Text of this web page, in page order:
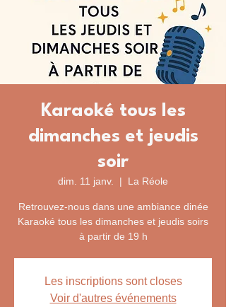
Karaoké tous les
dimanches et jeudis
soir
dim. 11 janv.
  |
La Réole
Retrouvez-nous dans une ambiance dinée
Karaoké tous les dimanches et jeudis soirs
à partir de 19 h
Les inscriptions sont closes
Voir d'autres événements